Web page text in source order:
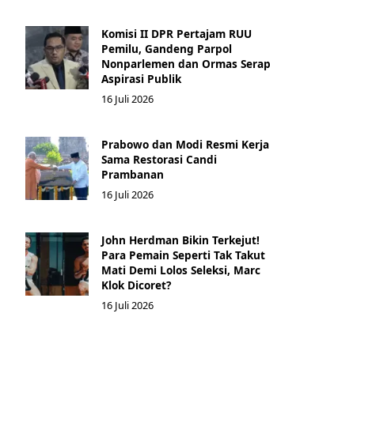
Komisi II DPR Pertajam RUU
Pemilu, Gandeng Parpol
Nonparlemen dan Ormas Serap
Aspirasi Publik
16 Juli 2026
Prabowo dan Modi Resmi Kerja
Sama Restorasi Candi
Prambanan
16 Juli 2026
John Herdman Bikin Terkejut!
Para Pemain Seperti Tak Takut
Mati Demi Lolos Seleksi, Marc
Klok Dicoret?
16 Juli 2026